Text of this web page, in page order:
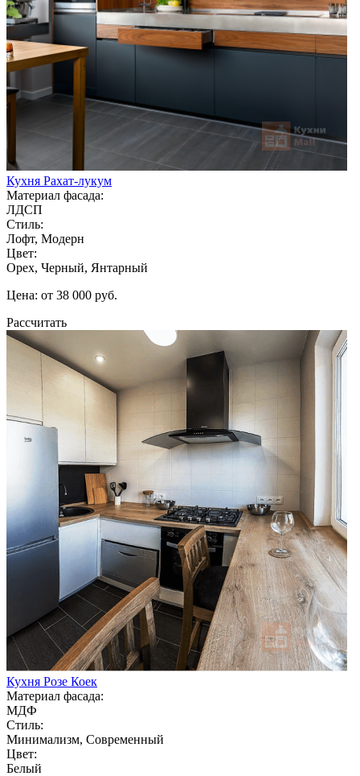
Кухня Рахат-лукум
Материал фасада:
ЛДСП
Стиль:
Лофт, Модерн
Цвет:
Орех, Черный, Янтарный
Цена: от 38 000 руб.
Рассчитать
Кухня Розе Коек
Материал фасада:
МДФ
Стиль:
Минимализм, Современный
Цвет:
Белый